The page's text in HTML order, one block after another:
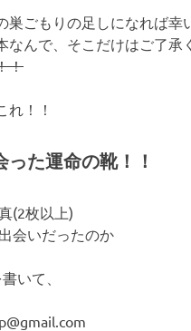
巣ごもりの足しになれば幸
なんで、そこだけはご了承
！
れ！！
った運命の靴！！
(2枚以上)
会いだったのか
いて、